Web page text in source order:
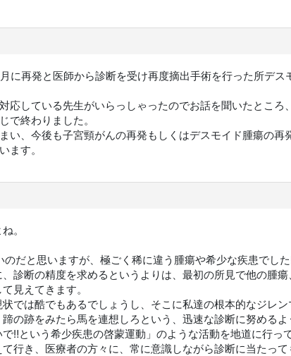
に再発と医師から診断を受け再度摘出手術を行った所デス
応している先生がいらっしゃったのでお話を聞いたところ
で終わりました。
い、今後も子宮頸がんの再発もしくはデスモイド腫瘍の再
ます。
。
だと思いますが、極ごく稀に違う腫瘍や希少な疾患でし
診断の精度を求めるというよりは、最初の所見で他の腫
見えてきます。
では酷でもあるでしょうし、そこに私達の根本的なジレン
の跡をみたら馬を連想しろという、迅速な診断に努める
‼という希少疾患の啓蒙運動」のような活動を地道に行っ
行き、医療者の方々に、常に意識しながら診断に当たっ